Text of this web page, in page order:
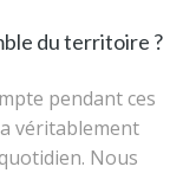
du territoire ?
pendant ces
véritablement
Nous